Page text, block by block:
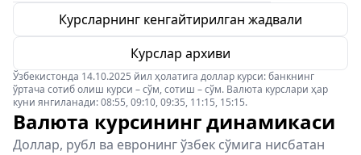
Курсларнинг кенгайтирилган жадвали
Курслар архиви
Ўзбекистонда 14.10.2025 йил ҳолатига доллар курси: банкнинг
ўртача сотиб олиш курси – сўм, сотиш – сўм. Валюта курслари ҳар
куни янгиланади: 08:55, 09:10, 09:35, 11:15, 15:15.
Валюта курсининг динамикаси
Доллар, рубл ва евронинг ўзбек сўмига нисбатан